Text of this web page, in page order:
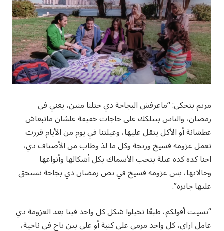
مريم بتحكي: “ماعرفش البجاحة دي جتلنا منين، يعني في
رمضان، والناس بتتلكك على حاجات خفيفة علشان ماتبقاش
عطشانة أو الأكل يتقل عليها، وعيلتنا في يوم من الأيام قررت
تعمل عزومة فسيخ ورنجة وكل ما لذ وطاب من الأصناف دي،
احنا كده كده عيلة بتحب الأسماك بكل أشكالها وأنواعها
وحالاتها، بس عزومة فسيخ في نص رمضان دي بجاحة نستحق
عليها جايزة”.
“نسيت أقولكم، طبعًا تخيلوا شكل كل واحد فينا بعد العزومة دي
عامل ازاي، كل واحد مرمي على كنبة أو على بين باج في ناحية،